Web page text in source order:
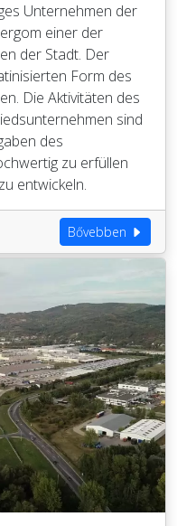
Unternehmen der
einer der
der Stadt. Der
Form des
Die Aktivitäten des
sind
des
zu erfüllen
entwickeln.
Bővebben